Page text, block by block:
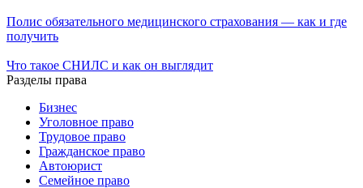
Полис обязательного медицинского страхования — как и где
получить
Что такое СНИЛС и как он выглядит
Разделы права
Бизнес
Уголовное право
Трудовое право
Гражданское право
Автоюрист
Семейное право